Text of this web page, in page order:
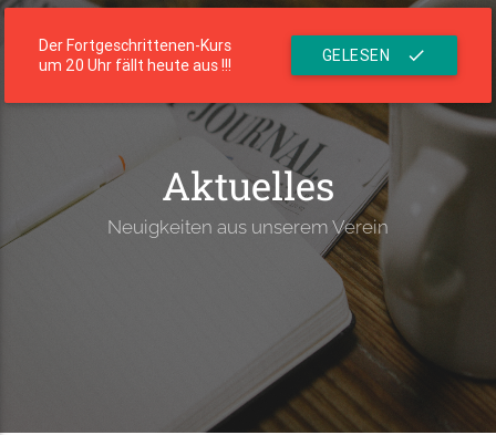
Der Fortgeschrittenen-Kurs
um 20 Uhr fällt heute aus !!!
GELESEN check
Die Residenz
menu
Aktuelles
Neuigkeiten aus unserem Verein